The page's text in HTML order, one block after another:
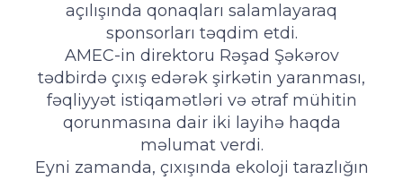
açılışında qonaqları salamlayaraq
sponsorları təqdim etdi.
AMEC-in direktoru Rəşad Şəkərov
tədbirdə çıxış edərək şirkətin yaranması,
fəqliyyət istiqamətləri və ətraf mühitin
qorunmasına dair iki layihə haqda
məlumat verdi.
Eyni zamanda, çıxışında ekoloji tarazlığın